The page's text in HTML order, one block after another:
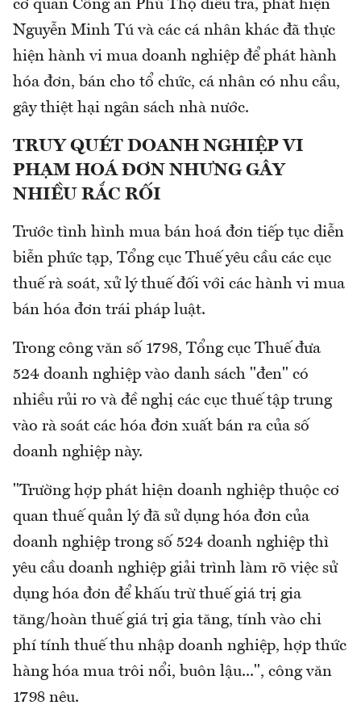
cơ quan Công an Phú Thọ điều tra, phát hiện
Nguyễn Minh Tú và các cá nhân khác đã thực
hiện hành vi mua doanh nghiệp để phát hành
hóa đơn, bán cho tổ chức, cá nhân có nhu cầu,
gây thiệt hại ngân sách nhà nước.
TRUY QUÉT DOANH NGHIỆP VI
PHẠM HOÁ ĐƠN NHƯNG GÂY
NHIỀU RẮC RỐI
Trước tình hình mua bán hoá đơn tiếp tục diễn
biễn phức tạp, Tổng cục Thuế yêu cầu các cục
thuế rà soát, xử lý thuế đối với các hành vi mua
bán hóa đơn trái pháp luật.
Trong công văn số 1798, Tổng cục Thuế đưa
524 doanh nghiệp vào danh sách "đen" có
nhiều rủi ro và đề nghị các cục thuế tập trung
vào rà soát các hóa đơn xuất bán ra của số
doanh nghiệp này.
"Trường hợp phát hiện doanh nghiệp thuộc cơ
quan thuế quản lý đã sử dụng hóa đơn của
doanh nghiệp trong số 524 doanh nghiệp thì
yêu cầu doanh nghiệp giải trình làm rõ việc sử
dụng hóa đơn để khấu trừ thuế giá trị gia
tăng/hoàn thuế giá trị gia tăng, tính vào chi
phí tính thuế thu nhập doanh nghiệp, hợp thức
hàng hóa mua trôi nổi, buôn lậu...", công văn
1798 nêu.